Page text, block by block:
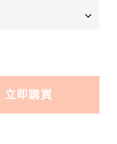
立即購買